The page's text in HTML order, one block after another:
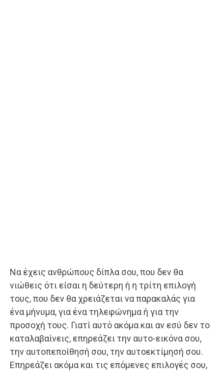
Να έχεις ανθρώπους δίπλα σου, που δεν θα
νιώθεις ότι είσαι η δεύτερη ή η τρίτη επιλογή
τους, που δεν θα χρειάζεται να παρακαλάς για
ένα μήνυμα, για ένα τηλεφώνημα ή για την
προσοχή τους. Γιατί αυτό ακόμα και αν εσύ δεν το
καταλαβαίνεις, επηρεάζει την αυτο-εικόνα σου,
την αυτοπεποίθησή σου, την αυτοεκτίμησή σου.
Επηρεάζει ακόμα και τις επόμενες επιλογές σου,